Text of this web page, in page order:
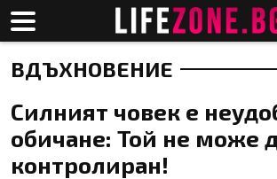
ВДЪХНОВЕНИЕ
Силният човек е
обичане: Той не може
контролиран!